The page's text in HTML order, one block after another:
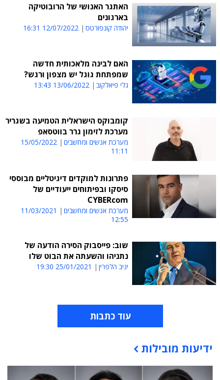
האתגר האנושי של הרובוטיקה
בארגונים
יהודה קונפורטס 12/07/2022 16:31
האם לבינה מלאכותית חדשה
שמפתחת גוגל יש מצפון ורגש?
גלי פיאלקוב 13/06/2022 13:43
קומבוקס הישראלית הטמיעה בשגריר
מערכת לזימון גרר בווטסאפ
מערכת אנשים ומחשבים
15/05/2022
11:11
פתרונות למוקדים דיגיטליים מבוססי
סיסקו ובפיתוחים ייעודיים של
CYBERcom
מערכת אנשים ומחשבים
11/03/2021
12:55
שוב: פייסבוק הסירה הודעה של
נתניהו והשעתה את הבוט שלו
יניב הלפרין 25/01/2021 19:30
עוד כתבות
תוכן פרסומי
ידיעות מובילות